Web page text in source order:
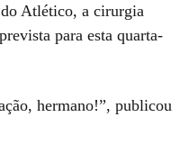
Atlético, a cirurgia
para esta quarta-
hermano!”, publicou